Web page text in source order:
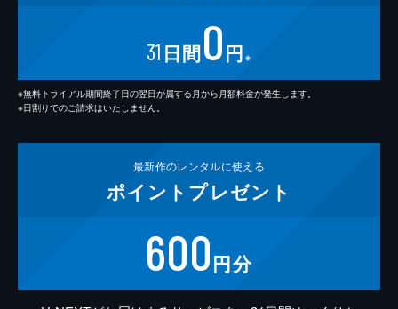
31 日間0円 ※
※無料トライアル期間終了日の翌日が属する月から月額料金が発生します。
※日割りでのご請求はいたしません。
最新作のレンタルに使える
ポイント プレゼント
600円分